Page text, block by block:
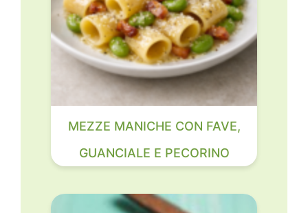
MEZZE MANICHE CON FAVE,
GUANCIALE E PECORINO